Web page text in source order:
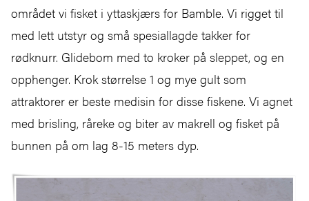
området vi fisket i yttaskjærs for Bamble. Vi rigget til
med lett utstyr og små spesiallagde takker for
rødknurr. Glidebom med to kroker på sleppet, og en
opphenger. Krok størrelse 1 og mye gult som
attraktorer er beste medisin for disse fiskene. Vi agnet
med brisling, råreke og biter av makrell og fisket på
bunnen på om lag 8-15 meters dyp.